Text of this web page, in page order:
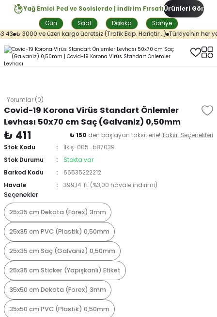
Yağ Emici Ped ve Sosislerde | İndirim Fırsatı
Gün
Saat Dakika Saniye
Ürünleri Gör
₺ 3000 ve üzeri kargo ücretsiz (Trafik Ekip. Hariçtir...) Türkiye'nin her
Yorumlar (0)
Covid-19 Korona Virüs Standart Önlemler
Levhası 50x70 cm Saç (Galvaniz) 0,50mm
₺ 411 ₺ 150 den başlayan taksitlerle!!Taksit Seçenekleri
Stok Kodu
İlkiş-005_b87039
Stok Durumu
Stokta var
Barkod Kodu
66535222212
Havale
399,14 TL (%3,00 havale indirimi)
Seçenekler
25x35 cm Dekota (Forex) 3mm
25x35 cm PVC (Plastik) 0,50mm
25x35 cm Saç (Galvaniz) 0,50mm
25x35 cm Sticker (Yapışkanlı) Etiket
35x50 cm Dekota (Forex) 3mm
35x50 cm PVC (Plastik) 0,50mm